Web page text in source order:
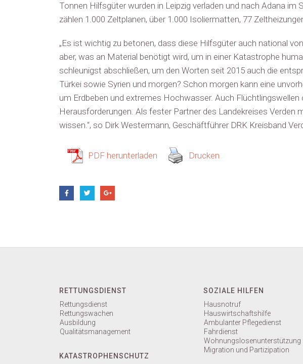
Tonnen Hilfsgüter wurden in Leipzig verladen und nach Adana
zählen 1.000 Zeltplanen, über 1.000 Isoliermatten, 77
„Es ist wichtig zu betonen, dass diese Hilfsgüter auch national
aber, was an Material benötigt wird, um in einer Katastrophe
schleunigst abschließen, um den Worten seit 2015 auch die
Türkei sowie Syrien und morgen? Schon morgen kann eine
um Erdbeben und extremes Hochwasser. Auch
Herausforderungen. Als fester Partner des Landekreises
wissen.“, so Dirk Westermann, Geschäftführer DRK Kreisband
PDF herunterladen Drucken
RETTUNGSDIENST
Rettungsdienst
Rettungswachen
Ausbildung
Qualitätsmanagement
KATASTROPHENSCHUTZ
SOZIALE HILFEN
Hausnotruf
Hauswirtschaftshilfe
Ambulanter Pflegedienst
Fahrdienst
Wohnungslosenunterstützung
Migration und Partizipation